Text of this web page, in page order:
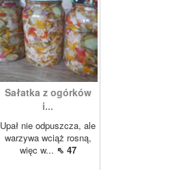
Sałatka z ogórków
i...
Upał nie odpuszcza, ale
warzywa wciąż rosną,
więc w... ⇖ 47